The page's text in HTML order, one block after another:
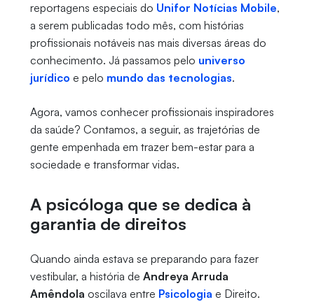
reportagens especiais do Unifor Notícias Mobile,
a serem publicadas todo mês, com histórias
profissionais notáveis nas mais diversas áreas do
conhecimento. Já passamos pelo universo
jurídico e pelo mundo das tecnologias.
Agora, vamos conhecer profissionais inspiradores
da saúde? Contamos, a seguir, as trajetórias de
gente empenhada em trazer bem-estar para a
sociedade e transformar vidas.
A psicóloga que se dedica à
garantia de direitos
Quando ainda estava se preparando para fazer
vestibular, a história de Andreya Arruda
Amêndola oscilava entre Psicologia e Direito.